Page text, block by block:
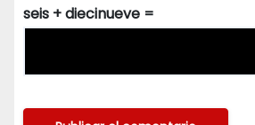
seis + diecinueve =